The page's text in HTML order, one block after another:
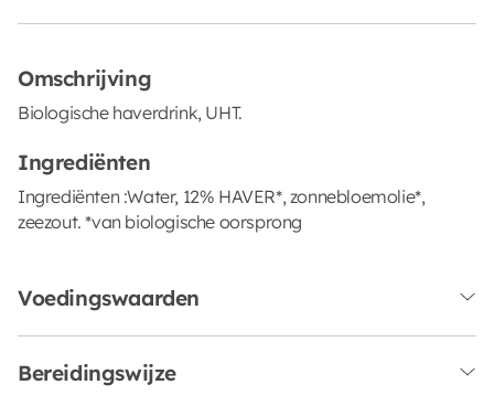
Omschrijving
Biologische haverdrink, UHT.
Ingrediënten
Ingrediënten :Water, 12% HAVER*, zonnebloemolie*,
zeezout. *van biologische oorsprong
Voedingswaarden
Bereidingswijze